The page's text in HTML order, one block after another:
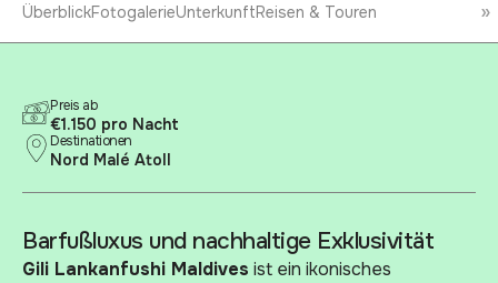
ÜberblickFotogalerieUnterkunftReisen & Touren
Preis ab
€1.150 pro Nacht
Destinationen
Nord Malé Atoll
Barfußluxus und nachhaltige Exklusivität
Gili Lankanfushi Maldives ist ein ikonisches